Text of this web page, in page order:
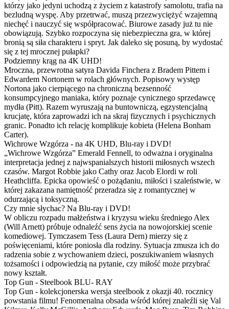
którzy jako jedyni uchodzą z życiem z katastrofy samolotu, trafia na
bezludną wyspę. Aby przetrwać, muszą przezwyciężyć wzajemną
niechęć i nauczyć się współpracować. Biurowe zasady już tu nie
obowiązują. Szybko rozpoczyna się niebezpieczna gra, w której
bronią są siła charakteru i spryt. Jak daleko się posuną, by wydostać
się z tej mrocznej pułapki?
Podziemny krąg na 4K UHD!
Mroczna, przewrotna satyra Davida Finchera z Bradem Pittem i
Edwardem Nortonem w rolach głównych. Popisowy występ
Nortona jako cierpiącego na chroniczną bezsenność
konsumpcyjnego maniaka, który poznaje cynicznego sprzedawcę
mydła (Pitt). Razem wyruszają na buntowniczą, egzystencjalną
krucjatę, która zaprowadzi ich na skraj fizycznych i psychicznych
granic. Ponadto ich relację komplikuje kobieta (Helena Bonham
Carter).
Wichrowe Wzgórza - na 4K UHD, Blu-ray i DVD!
„Wichrowe Wzgórza” Emerald Fennell, to odważna i oryginalna
interpretacja jednej z najwspanialszych historii miłosnych wszech
czasów. Margot Robbie jako Cathy oraz Jacob Elordi w roli
Heathcliffa. Epicka opowieść o pożądaniu, miłości i szaleństwie, w
której zakazana namiętność przeradza się z romantycznej w
odurzającą i toksyczną.
Czy mnie słychac? Na Blu-ray i DVD!
W obliczu rozpadu małżeństwa i kryzysu wieku średniego Alex
(Will Arnett) próbuje odnaleźć sens życia na nowojorskiej scenie
komediowej. Tymczasem Tess (Laura Dern) mierzy się z
poświęceniami, które poniosła dla rodziny. Sytuacja zmusza ich do
radzenia sobie z wychowaniem dzieci, poszukiwaniem własnych
tożsamości i odpowiedzią na pytanie, czy miłość może przybrać
nowy kształt.
Top Gun - Steelbook BLU- RAY
Top Gun - kolekcjonerska wersja steelbook z okazji 40. rocznicy
powstania filmu! Fenomenalna obsada wśród której znaleźli się Val